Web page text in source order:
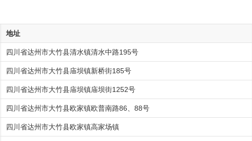
地址
四川省达州市大竹县清水镇清水中路195号
四川省达州市大竹县庙坝镇新桥街185号
四川省达州市大竹县庙坝镇庙坝街1252号
四川省达州市大竹县欧家镇欧普南路86、88号
四川省达州市大竹县欧家镇高家场镇